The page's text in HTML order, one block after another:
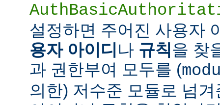
설정하면 주어진 사용자
용자 아이디 나 규칙을 찾
과 권한부여 모두를 (
의한) 저수준 모듈로 넘